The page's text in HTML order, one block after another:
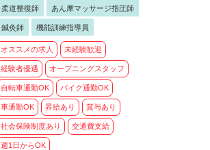
柔道整復師 あん摩マッサージ指圧師
鍼灸師 機能訓練指導員
オススメの求人 未経験歓迎
経験者優遇 オープニングスタッフ
自転車通勤OK バイク通勤OK
車通勤OK 昇給あり 賞与あり
社会保険制度あり 交通費支給
週1日からOK